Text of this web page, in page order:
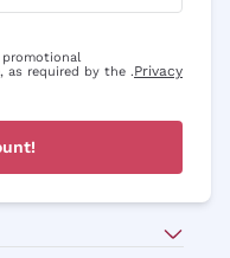
promotional
as required by the .Privacy